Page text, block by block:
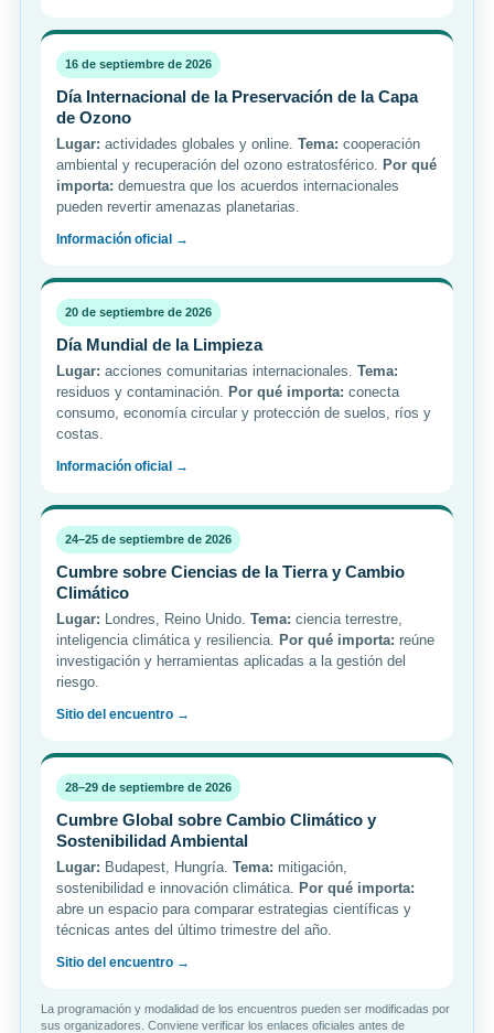
16 de septiembre de 2026
Día Internacional de la Preservación de la Capa
de Ozono
Lugar: actividades globales y online. Tema: cooperación
ambiental y recuperación del ozono estratosférico.
Por qué
importa: demuestra que los acuerdos internacionales
pueden revertir amenazas planetarias.
Información oficial →
20 de septiembre de 2026
Día Mundial de la Limpieza
Lugar: acciones comunitarias internacionales. Tema:
residuos y contaminación.
Por qué importa: conecta
consumo, economía circular y protección de suelos, ríos y
costas.
Información oficial →
24–25 de septiembre de 2026
Cumbre sobre Ciencias de la Tierra y Cambio
Climático
Lugar: Londres, Reino Unido. Tema: ciencia terrestre,
inteligencia climática y resiliencia.
Por qué importa: reúne
investigación y herramientas aplicadas a la gestión del
riesgo.
Sitio del encuentro →
28–29 de septiembre de 2026
Cumbre Global sobre Cambio Climático y
Sostenibilidad Ambiental
Lugar: Budapest, Hungría. Tema: mitigación,
sostenibilidad e innovación climática.
Por qué importa:
abre un espacio para comparar estrategias científicas y
técnicas antes del último trimestre del año.
Sitio del encuentro →
La programación y modalidad de los encuentros pueden ser modificadas por
sus organizadores. Conviene verificar los enlaces oficiales antes de